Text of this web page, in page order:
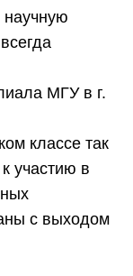
научную
МГУ в г.
классе так
участию в
с выходом